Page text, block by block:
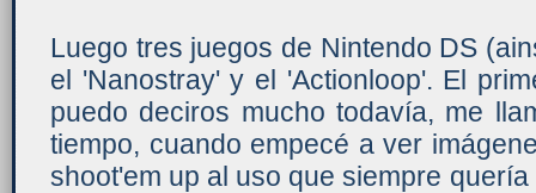
Luego tres juegos de Nintendo DS
el 'Nanostray' y el 'Actionloop'. El
puedo deciros mucho todavía, me
tiempo, cuando empecé a ver
shoot'em up al uso que siempre